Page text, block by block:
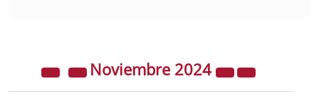
Noviembre 2024